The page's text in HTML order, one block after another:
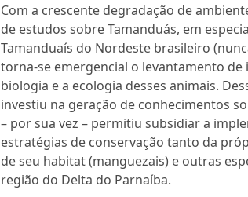
Com a crescente degradação de
de estudos sobre Tamanduás, em
Tamanduaís do Nordeste brasileiro
torna-se emergencial o levantamento de
biologia e a ecologia desses animais.
investiu na geração de conhecimentos
– por sua vez – permitiu subsidiar a
estratégias de conservação tanto da
de seu habitat (manguezais) e outras
região do Delta do Parnaíba.